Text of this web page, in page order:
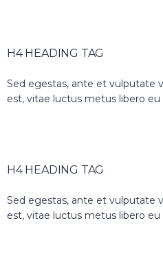
H4 HEADING TAG
Sed egestas, ante et vulputate
est, vitae luctus metus libero eu
H4 HEADING TAG
Sed egestas, ante et vulputate
est, vitae luctus metus libero eu